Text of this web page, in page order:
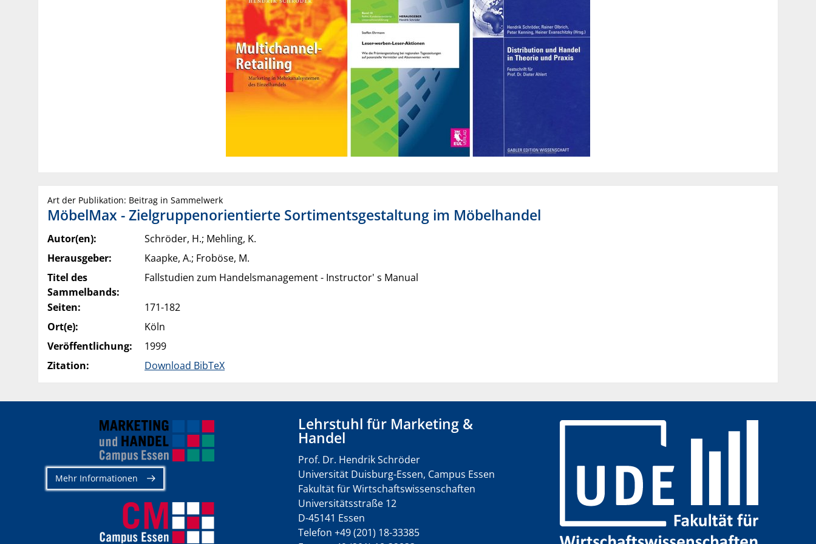
Art der Publikation: Beitrag in Sammelwerk
MöbelMax - Zielgruppenorientierte Sortimentsgestaltung im Möbelhandel
Autor(en):
Schröder, H.; Mehling, K.
Herausgeber:
Kaapke, A.; Froböse, M.
Titel des
Sammelbands:
Fallstudien zum Handelsmanagement - Instructor' s Manual
Seiten:
171-182
Ort(e):
Köln
Veröffentlichung:
1999
Zitation:
Download BibTeX
Mehr Informationen
Lehrstuhl für Marketing &
Handel
Prof. Dr. Hendrik Schröder
Universität Duisburg-Essen, Campus Essen
Fakultät für Wirtschaftswissenschaften
Universitätsstraße 12
D-45141 Essen
Telefon +49 (201) 18-33385